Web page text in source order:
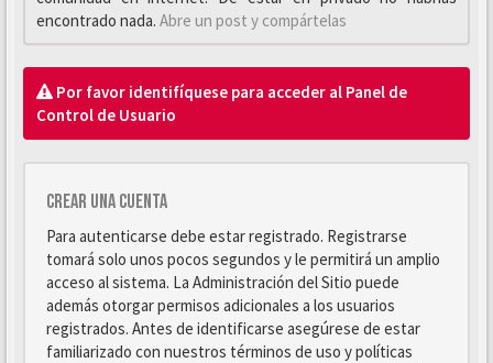
encontrado nada. Abre un post y compártelas
Por favor identifíquese para acceder al Panel de
Control de Usuario
Crear una cuenta
Para autenticarse debe estar registrado. Registrarse
tomará solo unos pocos segundos y le permitirá un amplio
acceso al sistema. La Administración del Sitio puede
además otorgar permisos adicionales a los usuarios
registrados. Antes de identificarse asegúrese de estar
familiarizado con nuestros términos de uso y políticas